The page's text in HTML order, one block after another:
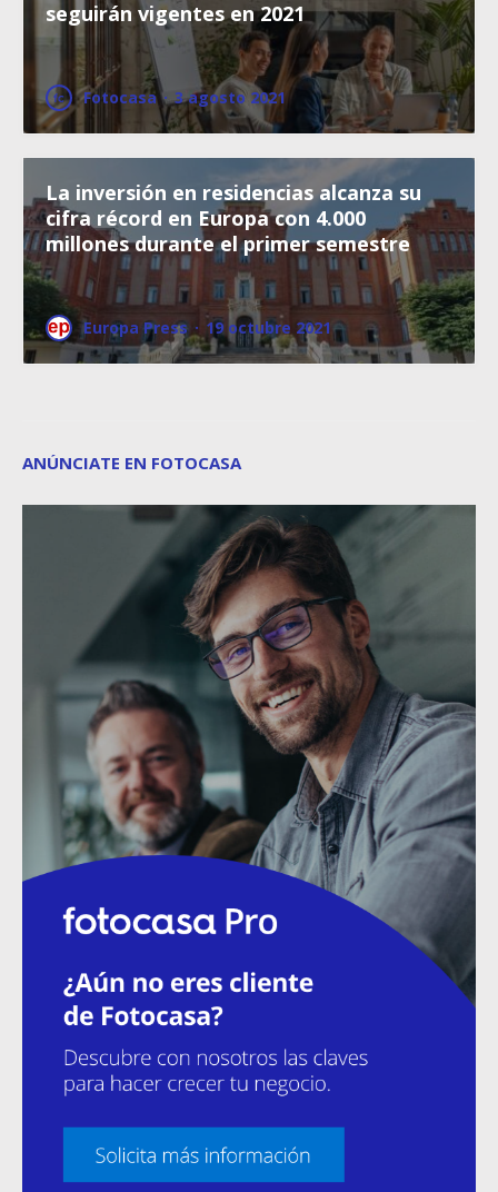
seguirán vigentes en 2021
Fotocasa · 3 agosto 2021
La inversión en residencias alcanza su
cifra récord en Europa con 4.000
millones durante el primer semestre
Europa Press · 19 octubre 2021
ANÚNCIATE EN FOTOCASA